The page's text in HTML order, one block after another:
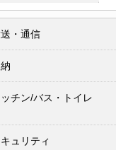
・通信
チン/バス・トイレ
ュリティ